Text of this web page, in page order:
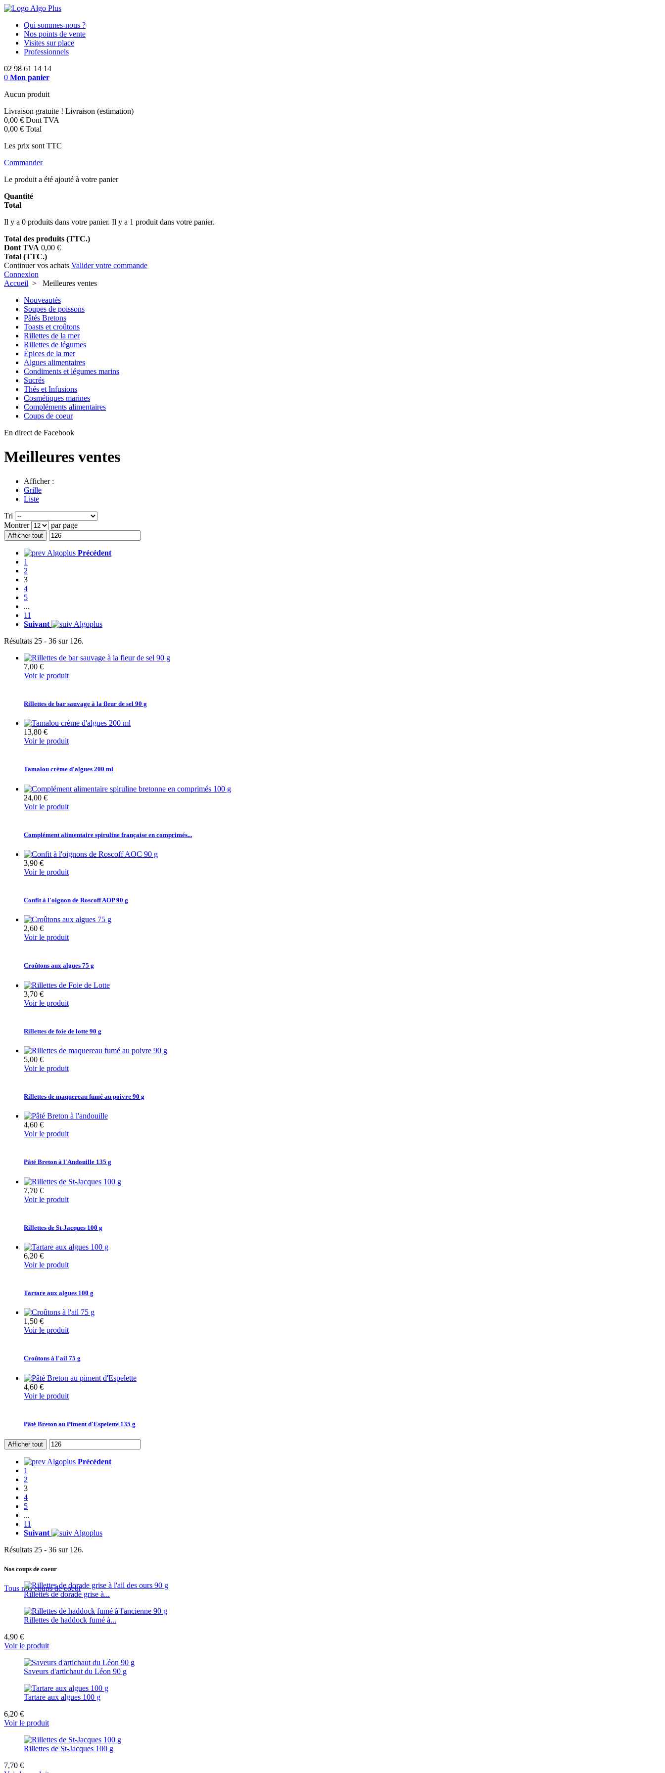
Qui sommes-nous ?
Nos points de vente
Visites sur place
Professionnels
02 98 61 14 14
0 Mon panier
Aucun produit
Livraison gratuite ! Livraison (estimation)
0,00 € Dont TVA
0,00 € Total
Les prix sont TTC
Commander
Le produit a été ajouté à votre panier
Quantité
Total
Il y a 0 produits dans votre panier. Il y a 1 produit dans votre panier.
Total des produits (TTC.)
Dont TVA 0,00 €
Total (TTC.)
Continuer vos achats Valider votre commande
Connexion
Accueil >
Meilleures ventes
Nouveautés
Soupes de poissons
Pâtés Bretons
Toasts et croûtons
Rillettes de la mer
Rillettes de légumes
Épices de la mer
Algues alimentaires
Condiments et légumes marins
Sucrés
Thés et Infusions
Cosmétiques marines
Compléments alimentaires
Coups de coeur
En direct de Facebook
Meilleures ventes
Afficher :
Grille
Liste
Tri
Montrer
par page
Afficher tout
Précédent
1
2
3
4
5
...
11
Suivant
Résultats 25 - 36 sur 126.
7,00 €
Voir le produit
Rillettes de bar sauvage à la fleur de sel 90 g
13,80 €
Voir le produit
Tamalou crème d'algues 200 ml
24,00 €
Voir le produit
Complément alimentaire spiruline française en comprimés...
3,90 €
Voir le produit
Confit à l'oignon de Roscoff AOP 90 g
2,60 €
Voir le produit
Croûtons aux algues 75 g
3,70 €
Voir le produit
Rillettes de foie de lotte 90 g
5,00 €
Voir le produit
Rillettes de maquereau fumé au poivre 90 g
4,60 €
Voir le produit
Pâté Breton à l'Andouille 135 g
7,70 €
Voir le produit
Rillettes de St-Jacques 100 g
6,20 €
Voir le produit
Tartare aux algues 100 g
1,50 €
Voir le produit
Croûtons à l'ail 75 g
4,60 €
Voir le produit
Pâté Breton au Piment d'Espelette 135 g
Afficher tout
Précédent
1
2
3
4
5
...
11
Suivant
Résultats 25 - 36 sur 126.
Nos coups de coeur
Tous nos coups de coeur
Rillettes de dorade grise à...
Rillettes de haddock fumé à...
4,90 €
Voir le produit
Saveurs d'artichaut du Léon 90 g
Tartare aux algues 100 g
6,20 €
Voir le produit
Rillettes de St-Jacques 100 g
7,70 €